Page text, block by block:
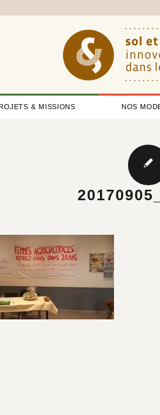
& MISSIONS NOS